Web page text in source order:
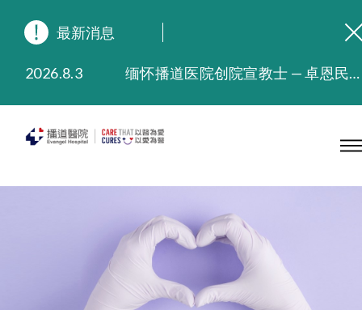
最新消息
2026.8.3
缅怀播道医院创院宣教士 — 卓恩民医生香港追思会
2025.9.23
本院在暴雨或台风警告信号 (包括黑色暴雨及8号或以上热带气旋警告信号) 下，仍会维持有限度服务。如有查询，可致电2711 5222。
2025.7.21
播道医院手机App已推出查阅病歷记录及求诊资料功能，请即下载